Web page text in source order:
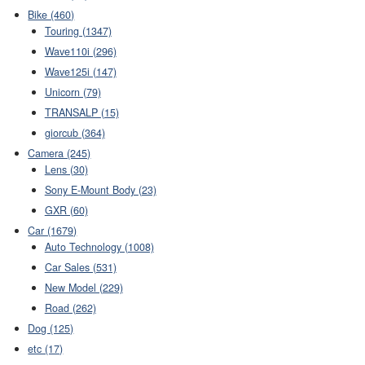
Bike (460)
Touring (1347)
Wave110i (296)
Wave125i (147)
Unicorn (79)
TRANSALP (15)
giorcub (364)
Camera (245)
Lens (30)
Sony E-Mount Body (23)
GXR (60)
Car (1679)
Auto Technology (1008)
Car Sales (531)
New Model (229)
Road (262)
Dog (125)
etc (17)